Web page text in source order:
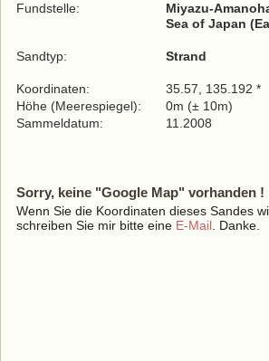
Fundstelle:
Miyazu-
Sea of Japan
Sandtyp: Strand
Koordinaten:
35.57, 135.192 *
Höhe (Meerespiegel):
0m (± 10m)
Sammeldatum:
11.2008
Sorry, keine "Google Map" vorhanden !
Wenn Sie die Koordinaten dieses Sandes
schreiben Sie mir bitte eine E-Mail . Danke.